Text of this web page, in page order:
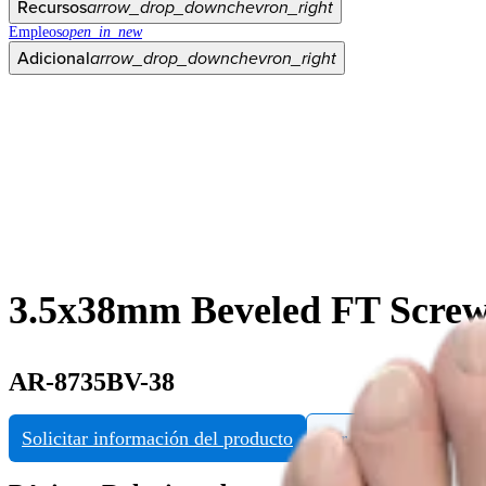
Recursosarrow_drop_downchevron_right
Empleosopen_in_new
Adicionalarrow_drop_downchevron_right
3.5x38mm Beveled FT
AR-8735BV-38
Solicitar información del producto Ver eDFU